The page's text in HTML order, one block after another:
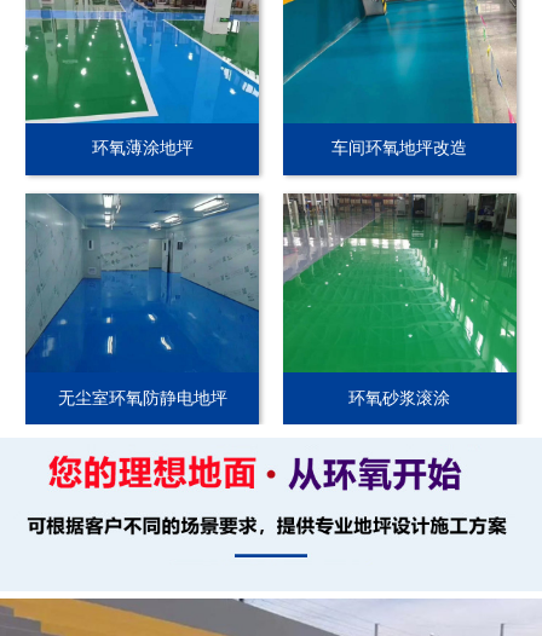
环氧薄涂地坪 车间环氧地坪改造
无尘室环氧防静电地坪 环氧砂浆滚涂